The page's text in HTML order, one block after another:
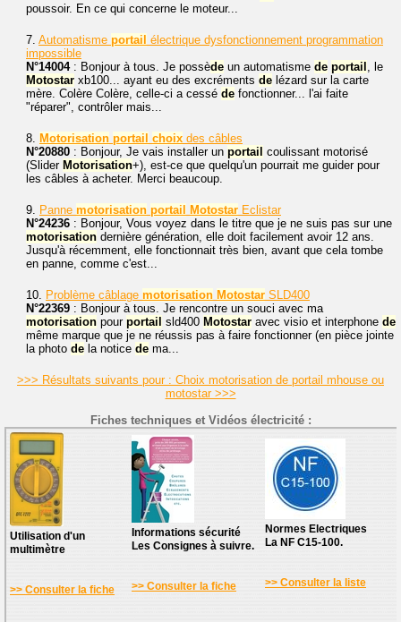
poussoir. En ce qui concerne le moteur...
7. Automatisme portail électrique dysfonctionnement programmation
impossible
N°14004: Bonjour à tous. Je possède un automatisme de portail , le
Motostar xb100... ayant eu des excréments de lézard sur la carte
mère. Colère Colère, celle-ci a cessé de fonctionner... l'ai faite
"réparer", contrôler mais...
8. Motorisation portail choix des câbles
N°20880 : Bonjour, Je vais installer un portail coulissant motorisé
(Slider Motorisation+), est-ce que quelqu'un pourrait me guider pour
les câbles à acheter. Merci beaucoup.
9. Panne motorisation portail Motostar Eclistar
N°24236 : Bonjour, Vous voyez dans le titre que je ne suis pas sur une
motorisation dernière génération, elle doit facilement avoir 12 ans.
Jusqu'à récemment, elle fonctionnait très bien, avant que cela tombe
en panne, comme c'est...
10. Problème câblage motorisation Motostar SLD400
N°22369 : Bonjour à tous. Je rencontre un souci avec ma
motorisation pour portail sld400 Motostar avec visio et interphone de
même marque que je ne réussis pas à faire fonctionner (en pièce jointe
la photo de la notice de ma...
>>> Résultats suivants pour : Choix motorisation de portail mhouse ou
motostar >>>
Fiches techniques et Vidéos électricité :
Utilisation d'un
multimètre
>> Consulter la fiche
Informations sécurité
Les Consignes à suivre.
>> Consulter la fiche
Normes Electriques
La NF C15-100.
>> Consulter la liste